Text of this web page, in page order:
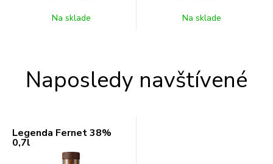
Na sklade Na sklade
Naposledy navštívené
Legenda Fernet 38%
0,7l